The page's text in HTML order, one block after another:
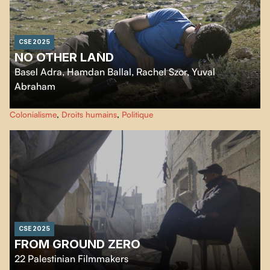
CSE 2025
NO OTHER LAND
Basel Adra,Hamdan Ballal, Rachel Szor,Yuval
Abraham
Réalisé par un collectif de cinéastes palestiniens et israélien.ne.s.No Other
Landdocumente la lutte contre l’apartheid et l’occupation en Cisjordanie.
Colonialisme, Droits humains, Politique
CSE 2025
FROM GROUND ZERO
22 Palestinian Filmmakers